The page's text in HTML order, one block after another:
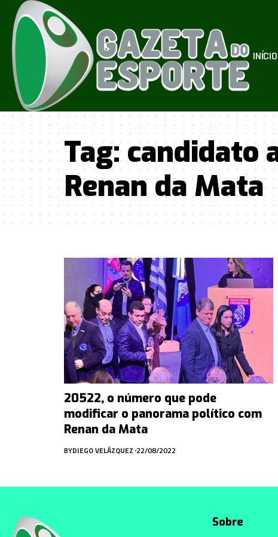
INÍCIO
Tag:candidato
Renan da Mata
20522, o número que pode
modificar o panorama político com
Renan da Mata
BYDIEGO VELÁZQUEZ 22/08/2022
Sobre